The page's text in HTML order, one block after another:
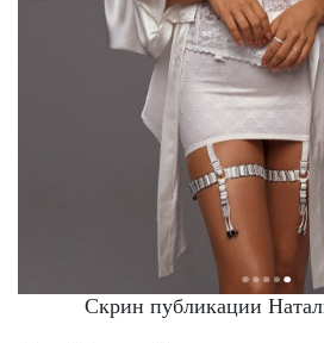
Скрин публикации